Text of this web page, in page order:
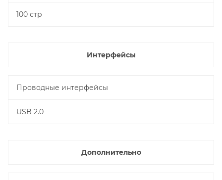
100 стр
Интерфейсы
Проводные интерфейсы
USB 2.0
Дополнительно